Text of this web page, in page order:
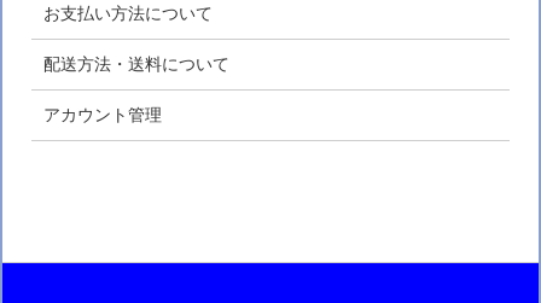
お支払い方法について
配送方法・送料について
アカウント管理